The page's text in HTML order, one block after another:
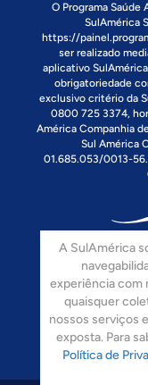
A SulAmérica
experiência com
quaisquer
nossos serviços
exposta. Para
Política de
O Programa
SulAmérica
https://
ser realizado
aplicativo
obrigatoriedade
exclusivo critério da
0800 725 3374,
América Companhia
Sul América
01.685.053/0013-56.